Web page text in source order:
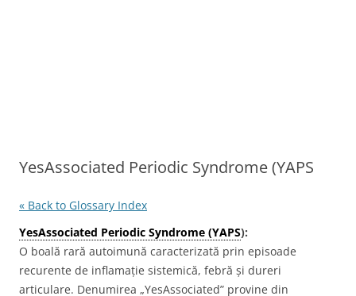
YesAssociated Periodic Syndrome (YAPS
« Back to Glossary Index
YesAssociated Periodic Syndrome (YAPS):
O boală rară autoimună caracterizată prin episoade
recurente de inflamație sistemică, febră și dureri
articulare. Denumirea „YesAssociated” provine din